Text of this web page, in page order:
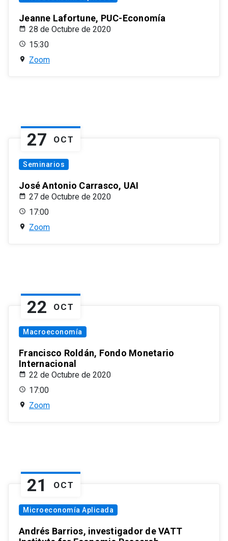
Jeanne Lafortune, PUC-Economía
28 de Octubre de 2020
15:30
Zoom
27 OCT
Seminarios
José Antonio Carrasco, UAI
27 de Octubre de 2020
17:00
Zoom
22 OCT
Macroeconomía
Francisco Roldán, Fondo Monetario
Internacional
22 de Octubre de 2020
17:00
Zoom
21 OCT
Microeconomía Aplicada
Andrés Barrios, investigador de VATT